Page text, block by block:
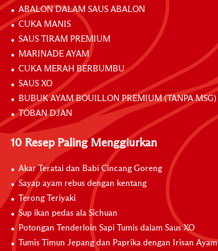
ABALON DALAM SAUS ABALON
CUKA MANIS
SAUS TIRAM PREMIUM
MARINADE AYAM
CUKA MERAH BERBUMBU
SAUS XO
BUBUK AYAM BOUILLON PREMIUM (TANPA MSG)
TOBAN DJAN
10 Resep Paling Menggiurkan
Akar Teratai dan Babi Cincang Goreng
Sayap ayam rebus dengan kentang
Terong Teriyaki
Sup ikan pedas ala Sichuan
Potongan Tenderloin Sapi Tumis dalam Saus XO
Tumis Timun Jepang dan Paprika dengan Irisan Ayam